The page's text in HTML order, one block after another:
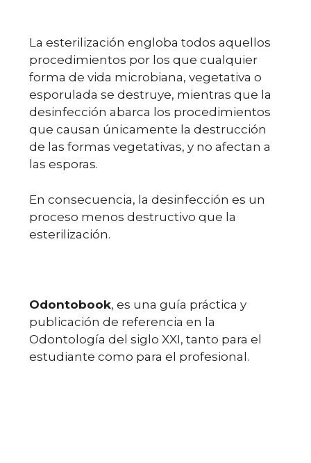
La esterilización engloba todos aquellos
procedimientos por los que cualquier
forma de vida microbiana, vegetativa o
esporulada se destruye, mientras que la
desinfección abarca los procedimientos
que causan únicamente la destrucción
de las formas vegetativas, y no afectan a
las esporas.
En consecuencia, la desinfección es un
proceso menos destructivo que la
esterilización.
Odontobook, es una guía práctica y
publicación de referencia en la
Odontología del siglo XXI, tanto para el
estudiante como para el profesional.